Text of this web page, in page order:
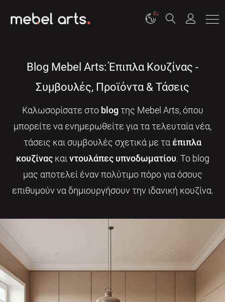
EL
Blog Mebel Arts: Έπιπλα Κουζίνας -
Συμβουλές, Προϊόντα & Τάσεις
Καλωσορίσατε στο blogτης Mebel Arts, όπου
μπορείτε να ενημερωθείτε για τα τελευταία νέα,
τάσεις και συμβουλές σχετικά με τα έπιπλα
κουζίναςκαι ντουλάπες υπνοδωματίου. Το blog
μας αποτελεί έναν πολύτιμο πόρο για όσους
επιθυμούν να δημιουργήσουν την ιδανική κουζίνα.